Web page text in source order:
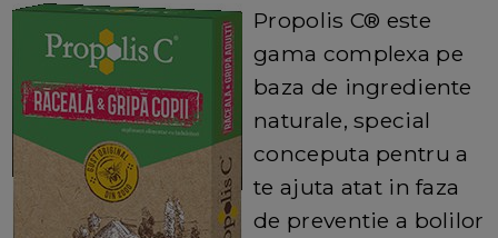
Propolis C® este
gama complexa pe
baza de ingrediente
naturale, special
conceputa pentru a
te ajuta atat in faza
de preventie a bolilor